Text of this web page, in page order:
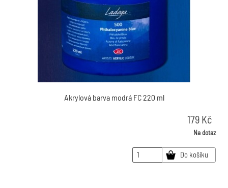
Akrylová barva modrá FC 220 ml
179Kč
Na dotaz
Do košíku